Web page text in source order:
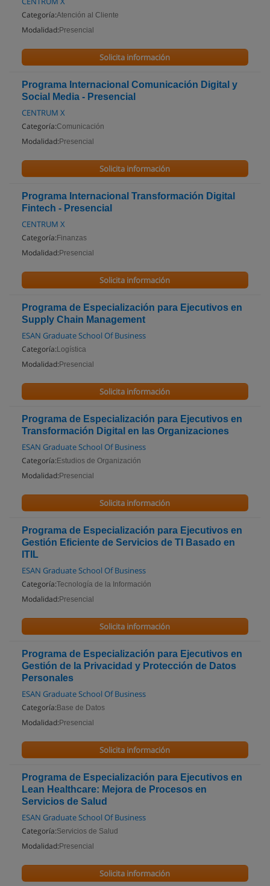
Categoría:Atención al Cliente
Modalidad: Presencial
Solicita información
Programa Internacional Comunicación Digital y
Social Media - Presencial
CENTRUM X
Categoría:Comunicación
Modalidad: Presencial
Solicita información
Programa Internacional Transformación Digital
Fintech - Presencial
CENTRUM X
Categoría: Finanzas
Modalidad: Presencial
Solicita información
Programa de Especialización para Ejecutivos en
Supply Chain Management
ESAN Graduate School Of Business
Categoría: Logística
Modalidad: Presencial
Solicita información
Programa de Especialización para Ejecutivos en
Transformación Digital en las Organizaciones
ESAN Graduate School Of Business
Categoría: Estudios de Organización
Modalidad: Presencial
Solicita información
Programa de Especialización para Ejecutivos en
Gestión Eficiente de Servicios de TI Basado en
ITIL
ESAN Graduate School Of Business
Categoría:Tecnología de la Información
Modalidad: Presencial
Solicita información
Programa de Especialización para Ejecutivos en
Gestión de la Privacidad y Protección de Datos
Personales
ESAN Graduate School Of Business
Categoría: Base de Datos
Modalidad: Presencial
Solicita información
Programa de Especialización para Ejecutivos en
Lean Healthcare: Mejora de Procesos en
Servicios de Salud
ESAN Graduate School Of Business
Categoría:Servicios de Salud
Modalidad: Presencial
Solicita información